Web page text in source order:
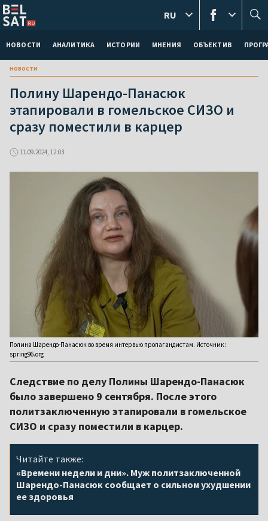
НОВОСТИ АНАЛИТИКА ИСТОРИИ МНЕНИЯ ОБЪЕКТИВ
RU
новости
Полину Шарендо-Панасюк
этапировали в гомельское СИЗО и
сразу поместили в карцер
11.09.2024, 12:03
Полина Шарендо-Панасюк во время интервью пропагандистам. Источник:
spring96.org
Следствие по делу Полины Шарендо-Панасюк
было завершено 9 сентября. После этого
политзаключенную этапировали в гомельское
СИЗО и сразу поместили в карцер.
Читайте также:
«Времени недели и дни». Муж политзаключенной
Шарендо-Панасюк сообщает о сильном ухудшении
ее здоровья